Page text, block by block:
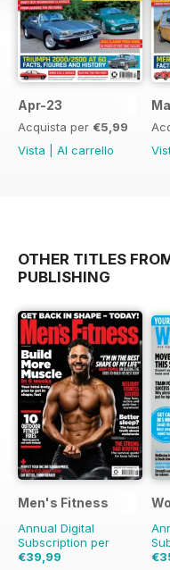
Apr-23
Acquista per €5,99
Vista
Al carrello
OTHER TITLES
PUBLISHING
Men's Fitness
Annual Digital
Subscription per
€39,99